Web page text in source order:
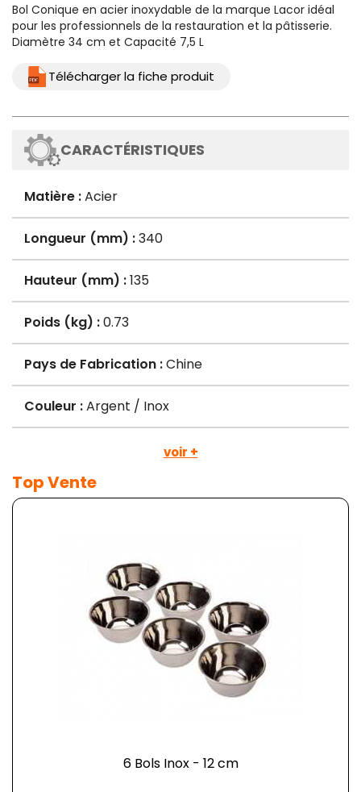
Bol Conique en acier inoxydable de la marque Lacor idéal
pour les professionnels de la restauration et la pâtisserie.
Diamètre 34 cm et Capacité 7,5 L
Télécharger la fiche produit
CARACTÉRISTIQUES
Matière :Acier
Longueur (mm) :340
Hauteur (mm) :135
Poids (kg) :0.73
Pays de Fabrication :Chine
Couleur :Argent / Inox
voir +
Top Vente
6 Bols Inox - 12 cm